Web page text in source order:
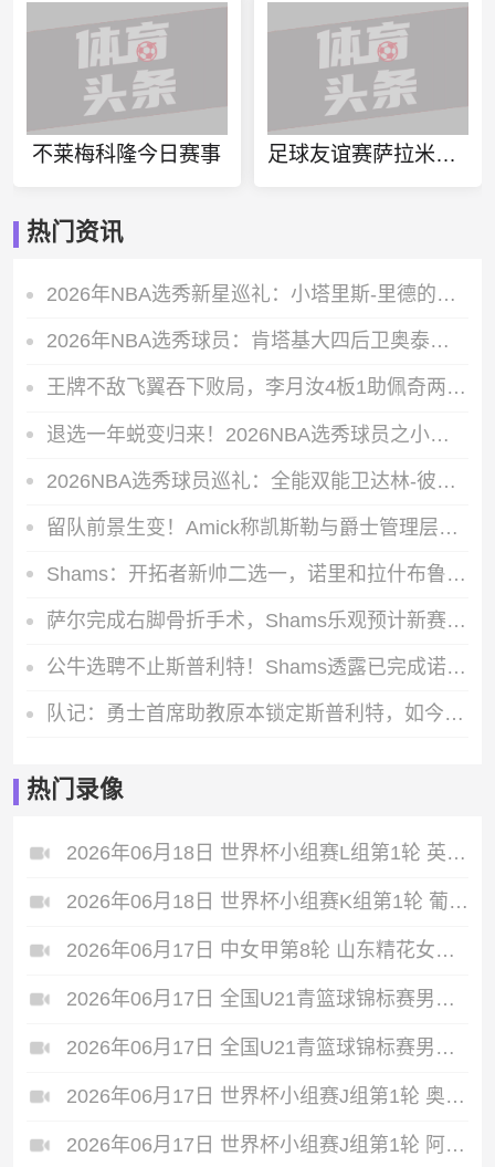
不莱梅科隆今日赛事 足球友谊赛萨拉米斯vs迪格尼斯叶普索纳斯直播
热门资讯
2026年NBA选秀新星巡礼：小塔里斯-里德的赛场成长轨迹全解析
2026年NBA选秀球员：肯塔基大四后卫奥泰加-奥韦的即战力价值解析
王牌不敌飞翼吞下败局，李月汝4板1助佩奇两双数据带队轻松取胜
退选一年蜕变归来！2026NBA选秀球员之小拉巴伦-菲隆实力解析
2026NBA选秀球员巡礼：全能双能卫达林-彼得森能成为下一个科比吗
留队前景生变！Amick称凯斯勒与爵士管理层存在核心分歧
Shams：开拓者新帅二选一，诺里和拉什布鲁克成最终候选人
萨尔完成右脚骨折手术，Shams乐观预计新赛季开打前就能完全康复
公牛选聘不止斯普利特！Shams透露已完成诺里等三位森林狼助教面试
队记：勇士首席助教原本锁定斯普利特，如今威利-格林成热门候选人
热门录像
2026年06月18日 世界杯小组赛L组第1轮 英格兰vs克罗地亚 全场录像
2026年06月18日 世界杯小组赛K组第1轮 葡萄牙vs民主刚果 全场录像
2026年06月17日 中女甲第8轮 山东精花女足 VS 青岛西海岸女足 全场录像
2026年06月17日 全国U21青篮球锦标赛男子组 南京同曦U21 VS 山东山高U21 全场录像
2026年06月17日 全国U21青篮球锦标赛男子组 苏科雄狮U21 VS 北控青年U21 全场录像
2026年06月17日 世界杯小组赛J组第1轮 奥地利vs约旦 全场录像
2026年06月17日 世界杯小组赛J组第1轮 阿根廷vs阿尔及利亚 全场录像